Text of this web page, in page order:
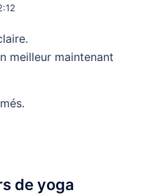
meilleur maintenant
de yoga